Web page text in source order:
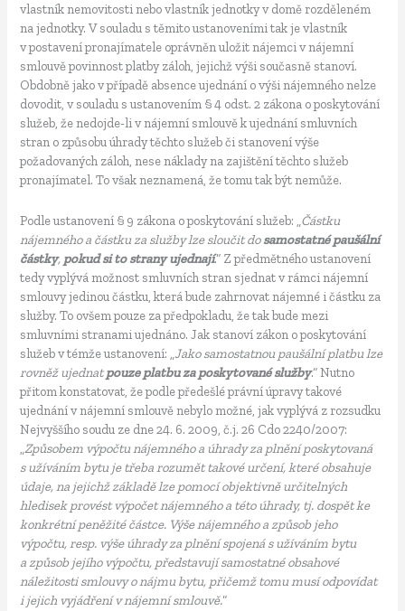
vlastník nemovitosti nebo vlastník jednotky v domě rozděleném
na jednotky. V souladu s těmito ustanoveními tak je vlastník
v postavení pronajímatele oprávněn uložit nájemci v nájemní
smlouvě povinnost platby záloh, jejichž výši současně stanoví.
Obdobně jako v případě absence ujednání o výši nájemného nelze
dovodit, v souladu s ustanovením § 4 odst. 2 zákona o poskytování
služeb, že nedojde-li v nájemní smlouvě k ujednání smluvních
stran o způsobu úhrady těchto služeb či stanovení výše
požadovaných záloh, nese náklady na zajištění těchto služeb
pronajímatel. To však neznamená, že tomu tak být nemůže.
Podle ustanovení § 9 zákona o poskytování služeb: „ Částku
nájemného a částku za služby lze sloučit dosamostatné paušální
částky, pokud si to strany ujednají.“ Z předmětného ustanovení
tedy vyplývá možnost smluvních stran sjednat v rámci nájemní
smlouvy jedinou částku, která bude zahrnovat nájemné i částku za
služby. To ovšem pouze za předpokladu, že tak bude mezi
smluvními stranami ujednáno. Jak stanoví zákon o poskytování
služeb v témže ustanovení: „ Jako samostatnou paušální platbu lze
rovněž ujednatpouze platbu za poskytované služby.“ Nutno
přitom konstatovat, že podle předešlé právní úpravy takové
ujednání v nájemní smlouvě nebylo možné, jak vyplývá z rozsudku
Nejvyššího soudu ze dne 24. 6. 2009, č.j. 26 Cdo 2240/2007:
Způsobem výpočtu nájemného a úhrady za plnění poskytovaná
s užíváním bytu je třeba rozumět takové určení, které obsahuje
údaje, na jejichž základě lze pomocí objektivně určitelných
hledisek provést výpočet nájemného a této úhrady, tj. dospět ke
konkrétní peněžité částce. Výše nájemného a způsob jeho
výpočtu, resp. výše úhrady za plnění spojená s užíváním bytu
a způsob jejího výpočtu, představují samostatné obsahové
náležitosti smlouvy o nájmu bytu, přičemž tomu musí odpovídat
i jejich vyjádření v nájemní smlouvě.“